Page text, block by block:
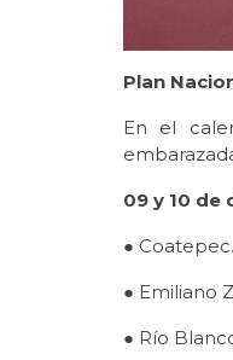
Plan
En el
09 y 10 de
● Coatepec.
● Emiliano
● Río